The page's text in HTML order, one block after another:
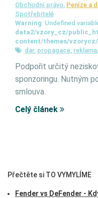
Obchodní právo, Peníze a
Spotřebitelé
Warning: Undefined
data2/vzory_cz/
content/themes/
dar, propagace, reklama,
Podpořit určitý
sponzoringu. Nutným
smlouva.
Celý článek
Přečtěte si TO VYMYLÍME
Fender vs DeFender -